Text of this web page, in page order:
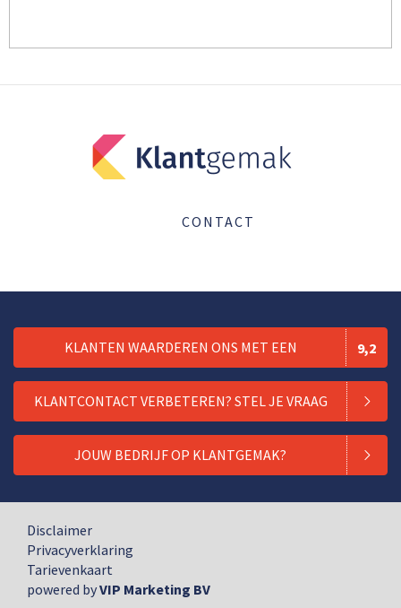
CONTACT
KLANTEN WAARDEREN ONS MET EEN 9,2
KLANTCONTACT VERBETEREN? STEL JE VRAAG
JOUW BEDRIJF OP KLANTGEMAK?
Disclaimer
Privacyverklaring
Tarievenkaart
powered byVIP Marketing BV